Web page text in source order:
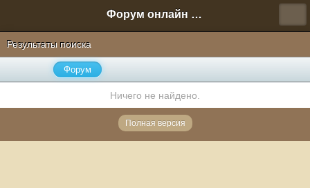
Форум онлайн игры "Новая Эра" (Нюра Биз)
Результаты поиска
Форум
Ничего не найдено.
Полная версия